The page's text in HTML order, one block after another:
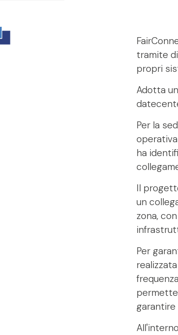
tramite
propri
Adotta
Per la
ha
Il
un
zona,
Per
garantire